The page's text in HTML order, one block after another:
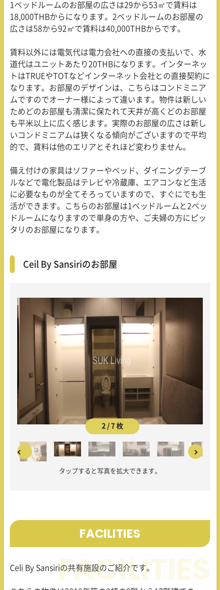
1ベッドルームのお部屋の広さは29から53㎡で賃料は
18,000THBからになります。2ベッドルームのお部屋の
広さは58から92㎡で賃料は40,000THBからです。
賃料以外には電気代は電力会社への直接の支払いで、水
道代はユニットあたり20THBになります。インターネッ
トはTRUEやTOTなどインターネット会社との直接契約に
なります。お部屋のデザインは、こちらはコンドミニア
ムですのでオーナー様によって違います。物件は新しい
ためどのお部屋も清潔に保たれて天井が高くどのお部屋
も平米以上に広く感じます。実際のお部屋の広さは新し
いコンドミニアムは狭くなる傾向がございますので平均
的で、賃料は他のエリアとそれほど変わりません。
備え付けの家具はソファーやベッド、ダイニングテーブ
ルなどで電化製品はテレビや冷蔵庫、エアコンなど生活
に必要なものが全てそろっていますので、すぐにでも生
活ができます。こちらのお部屋は1ベッドルームと2ベッ
ドルームになりますので単身の方や、ご夫婦の方にピッ
タリのお部屋になります。
Ceil By Sansiriのお部屋
2 / 7 枚
タップすると写真を拡大できます。
FACILITIES
Celi By Sansiriの共有施設のご紹介です。